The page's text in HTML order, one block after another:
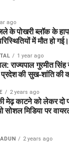
ago
के पोखरी ब्लॉक के
में मौत हो गई।
1 year ago
राज्यपाल गुरमीत सिंह
प्रदेश की सुख-शांति की
2 years ago
मेढ़ काटने को लेकर दो
सोशल मिडिया पर
2 years ago